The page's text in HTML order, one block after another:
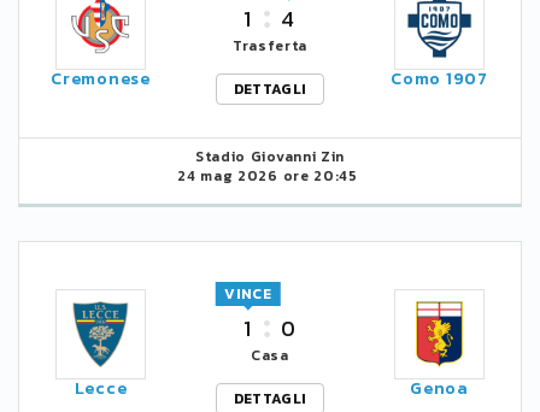
Cremonese
1 4
Trasferta
DETTAGLI
Como 1907
Stadio Giovanni Zin
24 mag 2026 ore 20:45
Lecce
1
VINCE
0
Casa
DETTAGLI
Genoa